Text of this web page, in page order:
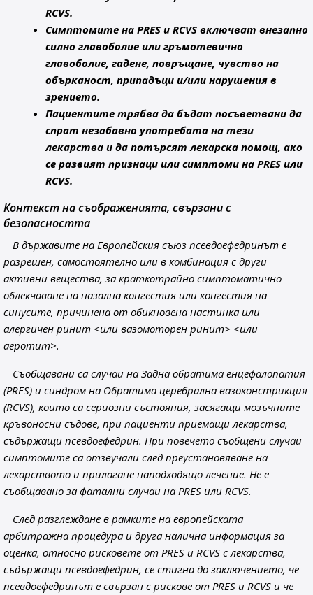
RCVS.
Симптомите на PRES и RCVS включват внезапно
силно главоболие или гръмотевично
главоболие, гадене, повръщане, чувство на
обърканост, припадъци и/или нарушения в
зрението.
Пациентите трябва да бъдат посъветвани да
спрат незабавно употребата на тези
лекарства и да потърсят лекарска помощ, ако
се развият признаци или симптоми на PRES или
RCVS.
Контекст на съображенията, свързани с
безопасността
В държавите на Европейския съюз псевдоефедринът е
разрешен, самостоятелно или в комбинация с други
активни вещества, за краткотрайно симптоматично
облекчаване на назална конгестия или конгестия на
синусите, причинена от обикновена настинка или
алергичен ринит <или вазомоторен ринит> <или
аеротит>.
Съобщавани са случаи на Задна обратима енцефалопатия
(PRES) и синдром на Обратима церебрална вазоконстрикция
(RCVS), които са сериозни състояния, засягащи мозъчните
кръвоносни съдове, при пациенти приемащи лекарства,
съдържащи псевдоефедрин. При повечето съобщени случаи
симптомите са отзвучали след преустановяване на
лекарството и прилагане наподходящо лечение. Не е
съобщавано за фатални случаи на PRES или RCVS.
След разглеждане в рамките на европейската
арбитражна процедура и друга налична информация за
оценка, относно рисковете от PRES и RCVS с лекарства,
съдържащи псевдоефедрин, се стигна до заключението, че
псевдоефедринът е свързан с рискове от PRES и RCVS и че